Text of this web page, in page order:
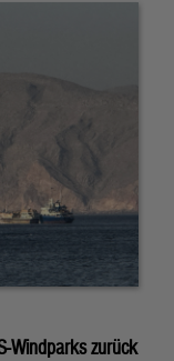
Windparks zurück